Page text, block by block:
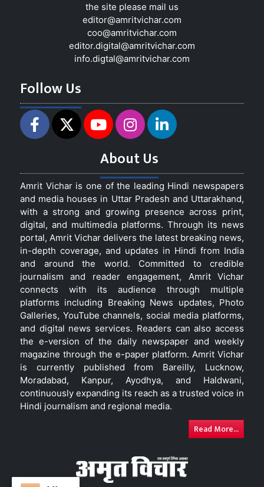
the site please mail us
editor@amritvichar.com
coo@amritvichar.com
editor.digital@amritvichar.com
info.digtal@amritvichar.com
Follow Us
About Us
Amrit Vichar is one of the leading Hindi newspapers
and media houses in Uttar Pradesh and Uttarakhand,
with a strong and growing presence across print,
digital, and multimedia platforms. Through its news
portal, Amrit Vichar delivers the latest breaking news,
in-depth coverage, and updates in Hindi from India
and around the world. Committed to credible
journalism and reader engagement, Amrit Vichar
connects with its audience through multiple
platforms including Breaking News updates, Photo
Galleries, YouTube channels, social media platforms,
and digital news services. Readers can also access
the e-version of the daily newspaper and weekly
magazine through the e-paper platform. Amrit Vichar
is currently published from Bareilly, Lucknow,
Moradabad, Kanpur, Ayodhya, and Haldwani,
continuously expanding its reach as a trusted voice in
Hindi journalism and regional media.
Read More...